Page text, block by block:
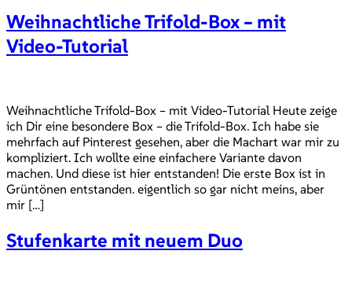
Weihnachtliche Trifold-Box – mit
Video-Tutorial
Weihnachtliche Trifold-Box – mit Video-Tutorial Heute zeige
ich Dir eine besondere Box – die Trifold-Box. Ich habe sie
mehrfach auf Pinterest gesehen, aber die Machart war mir zu
kompliziert. Ich wollte eine einfachere Variante davon
machen. Und diese ist hier entstanden! Die erste Box ist in
Grüntönen entstanden. eigentlich so gar nicht meins, aber
mir […]
Stufenkarte mit neuem Duo